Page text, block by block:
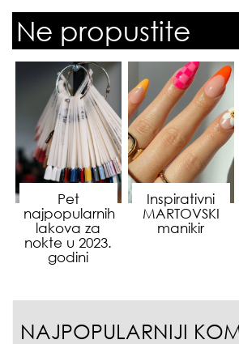
Ne propustite
Pet
najpopularnih
lakova za
nokte u 2023.
godini
Inspirativni
MARTOVSKI
manikir
NAJPOPULARNIJI